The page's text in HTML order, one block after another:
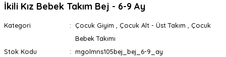
İkili Kız Bebek Takım Bej - 6-9 Ay
Kategori Çocuk Giyim Çocuk Alt - Üst Takım
Çocuk
Bebek Takımı
Stok Kodu
mgolmns105bej_bej_6-9_ay